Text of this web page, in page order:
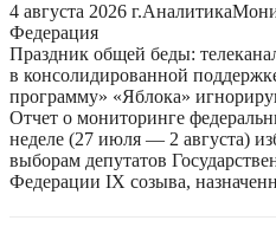
4 августа 2026 г.Аналитика
Федерация
Праздник общей беды:
в консолидированной
программу» «Яблока»
Отчет о мониторинге
неделе (27 июля — 2 августа)
выборам депутатов
Федерации IX созыва,